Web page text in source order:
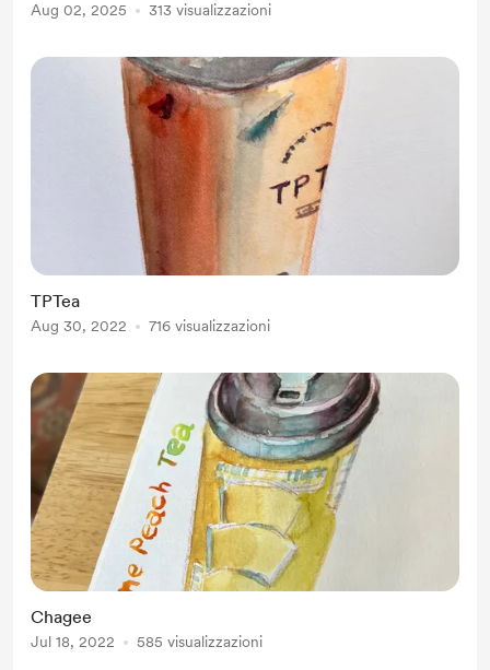
Aug 02, 2025 313 visualizzazioni
TPTea
Aug 30, 2022 716 visualizzazioni
Chagee
Jul 18, 2022 585 visualizzazioni